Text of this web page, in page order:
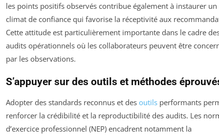
les points positifs observés contribue également à instaurer un
climat de confiance qui favorise la réceptivité aux
Cette attitude est particulièrement importante dans le cadre
audits opérationnels où les collaborateurs peuvent être
par les observations.
S’appuyer sur des outils et méthodes
Adopter des standards reconnus et des outils performants
renforcer la crédibilité et la reproductibilité des audits. Les
d’exercice professionnel (NEP) encadrent notamment la